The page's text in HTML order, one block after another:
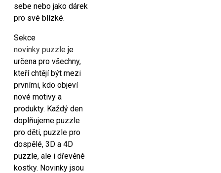
sebe nebo jako dárek
pro své blízké.
Sekce
novinky puzzle je
určena pro všechny,
kteří chtějí být mezi
prvními, kdo objeví
nové motivy a
produkty. Každý den
doplňujeme puzzle
pro děti, puzzle pro
dospělé, 3D a 4D
puzzle, ale i dřevěné
kostky. Novinky jsou